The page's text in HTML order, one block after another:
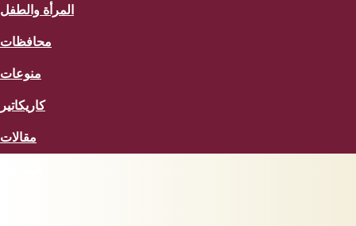
المرأة والطفل
محافظات
منوعات
كاريكاتير
مقالات